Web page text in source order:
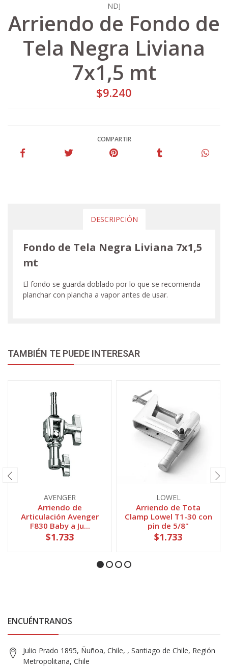
NDJ
Arriendo de Fondo de
Tela Negra Liviana
7x1,5 mt
$9.240
COMPARTIR
DESCRIPCIÓN
Fondo de Tela Negra Liviana 7x1,5
mt
El fondo se guarda doblado por lo que se recomienda
planchar con plancha a vapor antes de usar.
TAMBIÉN TE PUEDE INTERESAR
AVENGER
Arriendo de
Articulación Avenger
F830 Baby a Ju...
$1.733
LOWEL
Arriendo de Tota
Clamp Lowel T1-30 con
pin de 5/8"
$1.733
ENCUÉNTRANOS
Julio Prado 1895, Ñuñoa, Chile, , Santiago de Chile, Región
Metropolitana, Chile